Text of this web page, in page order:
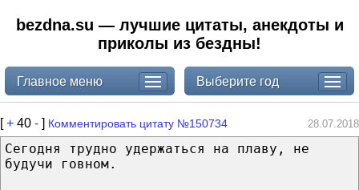
bezdna.su — лучшие цитаты, анекдоты и
приколы из бездны!
Главное меню Выберите год
[+ 40 - ] Комментировать цитату №150734 28.07.2018
Сегодня трудно удержаться на плаву, не
будучи говном.